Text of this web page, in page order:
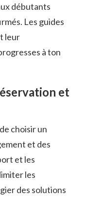
débutants
Les guides
leur
à ton
et
choisir un
et des
et les
les
des solutions